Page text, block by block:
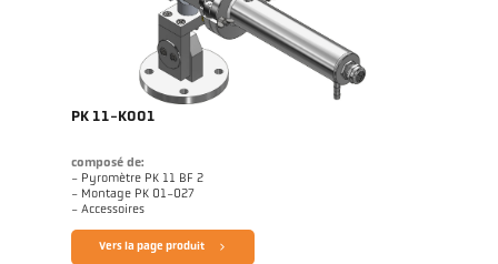
PK 11-K001
composé de:
- Pyromètre PK 11 BF 2
- Montage PK 01-027
- Accessoires
Vers la page produit